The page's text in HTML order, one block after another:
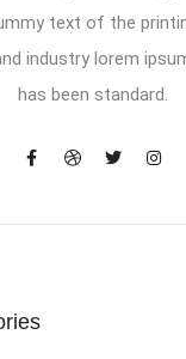
text of the
industry lorem
has been standard.